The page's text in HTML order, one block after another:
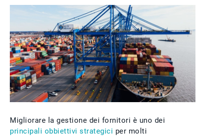
Migliorare la gestione dei fornitori è uno dei
principali obbiettivi strategici per molti